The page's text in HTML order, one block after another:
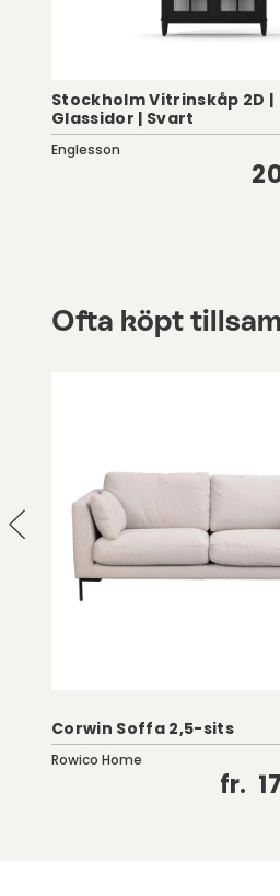
Stockholm Vitrinskåp 2D |
Glassidor | Svart
Englesson
Ofta köpt
Corwin Soffa 2,5-sits
Rowico Home
fr.